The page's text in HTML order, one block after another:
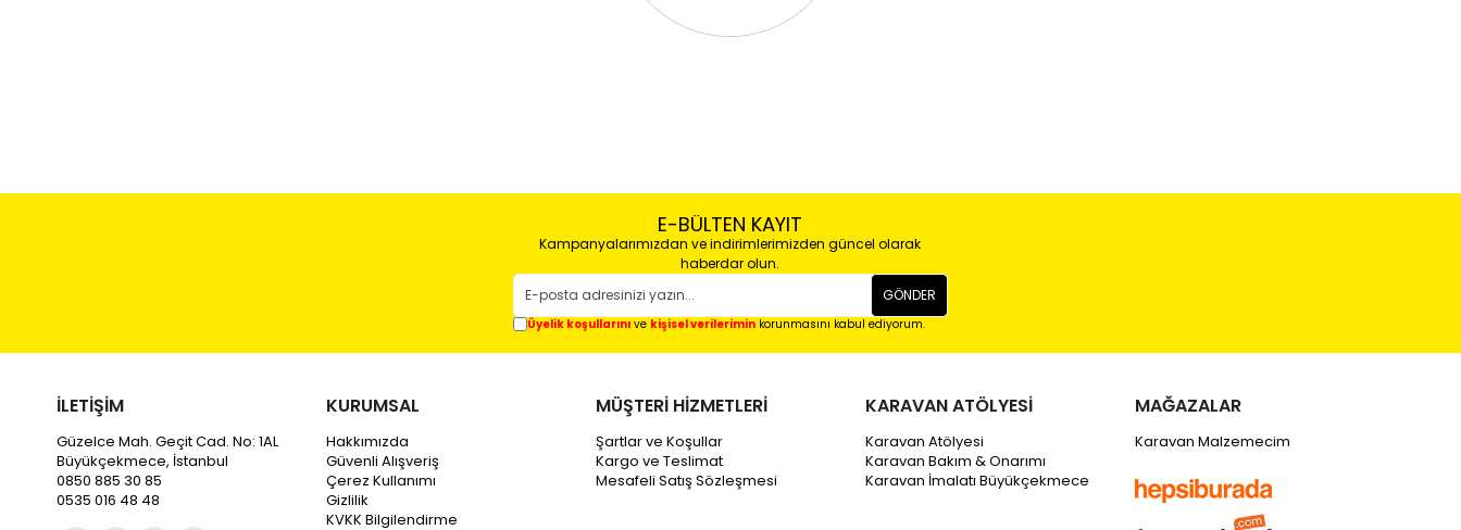
E-BÜLTEN KAYIT
Kampanyalarımızdan ve indirimlerimizden güncel olarak
haberdar olun.
GÖNDER
Üyelik koşullarını ve kişisel verilerimin korunmasını kabul ediyorum.
İLETİŞİM
Güzelce Mah. Geçit Cad. No: 1AL
Büyükçekmece, İstanbul
0850 885 30 85
0535 016 48 48
KURUMSAL
Hakkımızda
Güvenli Alışveriş
Çerez Kullanımı
Gizlilik
KVKK Bilgilendirme
MÜŞTERİ HİZMETLERİ
Şartlar ve Koşullar
Kargo ve Teslimat
Mesafeli Satış Sözleşmesi
KARAVAN ATÖLYESİ
Karavan Atölyesi
Karavan Bakım & Onarımı
Karavan İmalatı Büyükçekmece
MAĞAZALAR
Karavan Malzemecim